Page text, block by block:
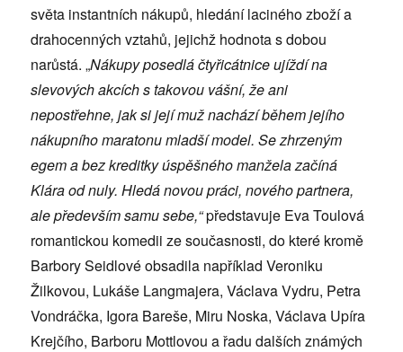
světa instantních nákupů, hledání laciného zboží a
drahocenných vztahů, jejichž hodnota s dobou
narůstá. „Nákupy posedlá čtyřicátnice ujíždí na
slevových akcích s takovou vášní, že ani
nepostřehne, jak si její muž nachází během jejího
nákupního maratonu mladší model. Se zhrzeným
egem a bez kreditky úspěšného manžela začíná
Klára od nuly. Hledá novou práci, nového partnera,
ale především samu sebe,“představuje Eva Toulová
romantickou komedii ze současnosti, do které kromě
Barbory Seidlové obsadila například Veroniku
Žilkovou, Lukáše Langmajera, Václava Vydru, Petra
Vondráčka, Igora Bareše, Miru Noska, Václava Upíra
Krejčího, Barboru Mottlovou a řadu dalších známých